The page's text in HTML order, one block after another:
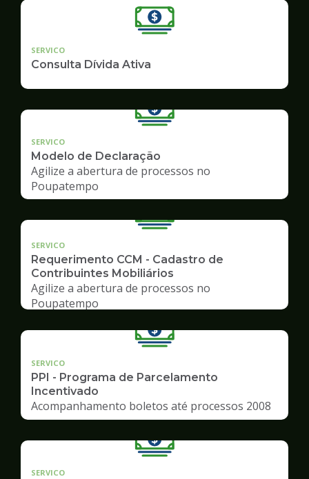
SERVICO
Consulta Dívida Ativa
SERVICO
Modelo de Declaração
Agilize a abertura de processos no
Poupatempo
SERVICO
Requerimento CCM - Cadastro de
Contribuintes Mobiliários
Agilize a abertura de processos no
Poupatempo
SERVICO
PPI - Programa de Parcelamento
Incentivado
Acompanhamento boletos até processos 2008
SERVICO